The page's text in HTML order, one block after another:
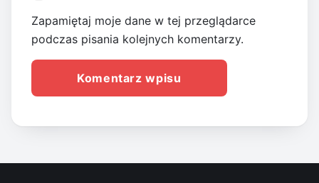
Zapamiętaj moje dane w tej przeglądarce
podczas pisania kolejnych komentarzy.